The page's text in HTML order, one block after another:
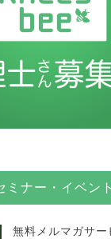
ミナー・イベント
無料メルマガサー